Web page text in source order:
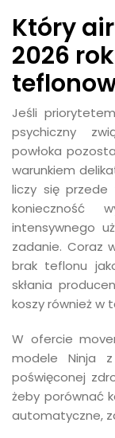
Który
2026
Jeśli
psychiczny
powłoka
warunkiem
liczy się przede
konieczność
intensywnego
zadanie. Coraz
brak teflonu
skłania
koszy również w
W ofercie
modele Ninja
poświęconej
żeby porównać
automatyczne,